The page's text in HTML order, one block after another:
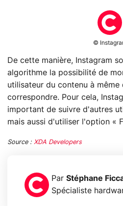
©
De cette manière, Instagram
algorithme la possibilité de
utilisateur du contenu à
correspondre. Pour cela,
important de suivre d'autres
mais aussi d'utiliser l'option «
Source : XDA Developers
Par Stéphane
Spécialiste